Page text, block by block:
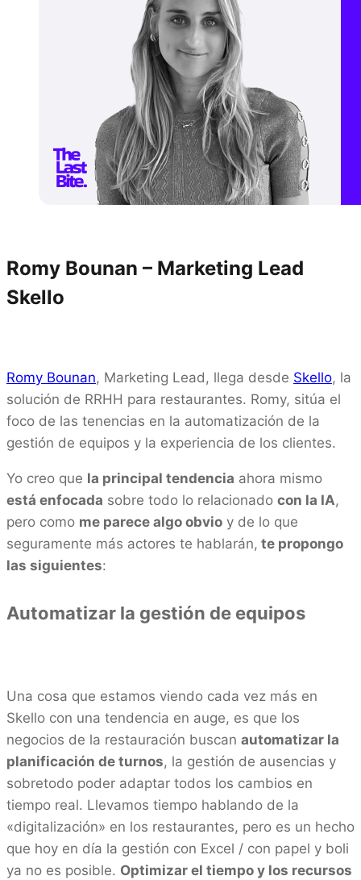
Romy Bounan – Marketing Lead
Skello
Romy Bounan, Marketing Lead, llega desde Skello, la
solución de RRHH para restaurantes. Romy, sitúa el
foco de las tenencias en la automatización de la
gestión de equipos y la experiencia de los clientes.
Yo creo que la principal tendencia ahora mismo
está enfocada sobre todo lo relacionado con la IA,
pero como me parece algo obvio y de lo que
seguramente más actores te hablarán, te propongo
las siguientes:
Automatizar la gestión de equipos
Una cosa que estamos viendo cada vez más en
Skello con una tendencia en auge, es que los
negocios de la restauración buscan automatizar la
planificación de turnos, la gestión de ausencias y
sobretodo poder adaptar todos los cambios en
tiempo real. Llevamos tiempo hablando de la
«digitalización» en los restaurantes, pero es un hecho
que hoy en día la gestión con Excel / con papel y boli
ya no es posible. Optimizar el tiempo y los recursos